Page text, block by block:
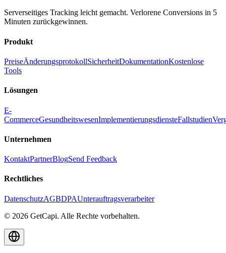
Serverseitiges Tracking leicht gemacht. Verlorene Conversions in 5
Minuten zurückgewinnen.
Produkt
PreiseÄnderungsprotokollSicherheitDokumentationKostenlose
Tools
Lösungen
E-
CommerceGesundheitswesenImplementierungsdiensteFallstudien
Unternehmen
KontaktPartnerBlogSend Feedback
Rechtliches
DatenschutzAGBDPAUnterauftragsverarbeiter
© 2026 GetCapi. Alle Rechte vorbehalten.